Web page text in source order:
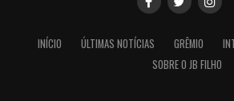
INÍCIO ÚLTIMAS NOTÍCIAS GRÊMIO
SOBRE O JB FILHO